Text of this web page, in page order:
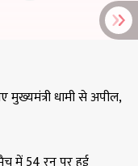
धामी से अपील,